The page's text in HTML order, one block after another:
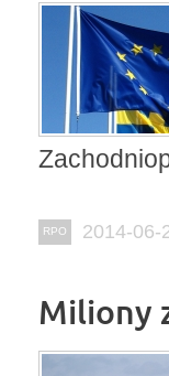
RPO 2014-06-
Miliony